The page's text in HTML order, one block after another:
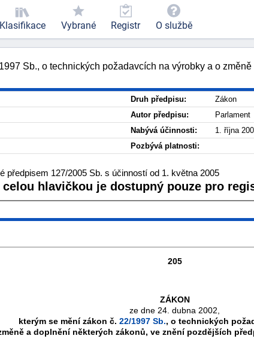
Sb., o technických požadavcích na výrobky a o
Druh předpisu:
Zákon
Autor předpisu:
Parlament
Nabývá účinnosti:
1. října
Pozbývá platnosti:
předpisem 127/2005 Sb. s účinností od 1. května 2005
hlavičkou je dostupný pouze pro
205
ZÁKON
ze dne 24. dubna 2002,
kterým se mění zákon č. 22/1997 Sb., o technických
a doplnění některých zákonů, ve znění pozdějších
Klasifikace Vybrané Registr O službě